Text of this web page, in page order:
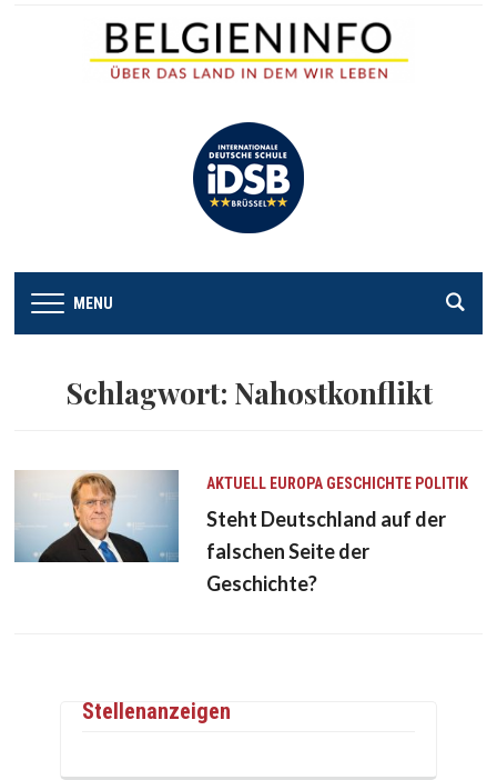
MENU
Schlagwort: Nahostkonflikt
AKTUELL EUROPA GESCHICHTE POLITIK
Steht Deutschland auf der
falschen Seite der
Geschichte?
Stellenanzeigen